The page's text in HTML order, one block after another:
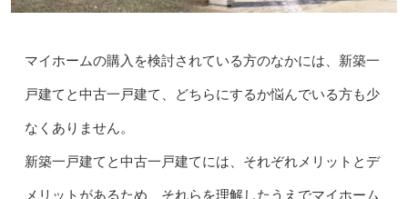
マイホームの購入を検討されている方のなかには、新築一
戸建てと中古一戸建て、どちらにするか悩んでいる方も少
なくありません。
新築一戸建てと中古一戸建てには、それぞれメリットとデ
メリットがあるため、それらを理解したうえでマイホーム